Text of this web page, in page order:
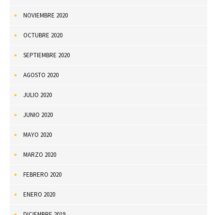
NOVIEMBRE 2020
OCTUBRE 2020
SEPTIEMBRE 2020
AGOSTO 2020
JULIO 2020
JUNIO 2020
MAYO 2020
MARZO 2020
FEBRERO 2020
ENERO 2020